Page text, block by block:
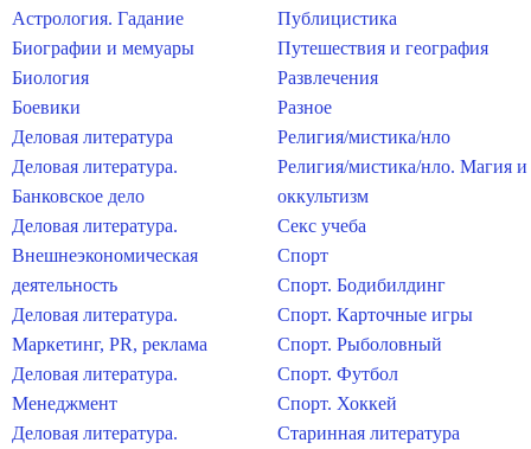
Астрология. Гадание
Биографии и мемуары
Биология
Боевики
Деловая литература
Деловая литература.
Банковское дело
Деловая литература.
Внешнеэкономическая
деятельность
Деловая литература.
Маркетинг, PR, реклама
Деловая литература.
Менеджмент
Деловая литература.
Публицистика
Путешествия и география
Развлечения
Разное
Религия/мистика/нло
Религия/мистика/нло. Магия и
оккультизм
Секс учеба
Спорт
Спорт. Бодибилдинг
Спорт. Карточные игры
Спорт. Рыболовный
Спорт. Футбол
Спорт. Хоккей
Старинная литература